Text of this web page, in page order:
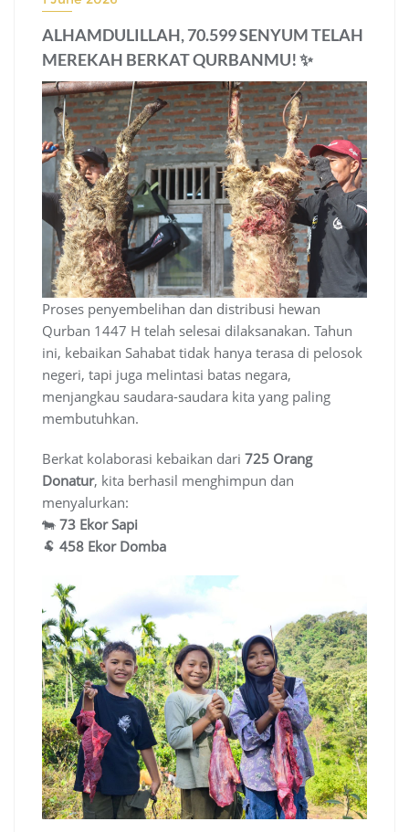
ALHAMDULILLAH, 70.599 SENYUM TELAH
MEREKAH BERKAT QURBANMU! ✨
Proses penyembelihan dan distribusi hewan
Qurban 1447 H telah selesai dilaksanakan. Tahun
ini, kebaikan Sahabat tidak hanya terasa di pelosok
negeri, tapi juga melintasi batas negara,
menjangkau saudara-saudara kita yang paling
membutuhkan.
Berkat kolaborasi kebaikan dari 725 Orang
Donatur, kita berhasil menghimpun dan
menyalurkan:
🐄 73 Ekor Sapi
🐏 458 Ekor Domba